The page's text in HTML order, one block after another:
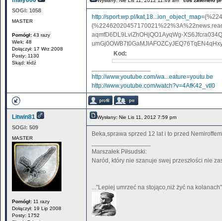
SOGI: 1058
MASTER
Pomógł: 43 razy
Wiek: 48
Dołączył: 17 Wrz 2008
Posty: 1130
Skąd: łódź
http://sport.wp.pl/kat,18...ion_object_map=
aqmfD6DL9LvlZhOHjQO1AyqWg-
Kod:
http://www.youtube.com/wa...eature=youtu.be
http://www.youtube.com/watch?v=4AfK42_vtI0
Litwin81
SOGI: 509
MASTER
Pomógł: 11 razy
Dołączył: 19 Lip 2008
Posty: 1752
Wysłany: Nie Lis 11, 2012 7:59 pm
Beka,sprawa sprzed 12 lat i to przed
Marszałek Piłsudski:
Naród, który nie szanuje swej przeszłości nie
..."Lepiej umrzeć na stojąco,niż żyć na